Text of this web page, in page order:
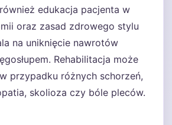
edukacja pacjenta w
oraz zasad zdrowego stylu
na uniknięcie nawrotów
Rehabilitacja może
przypadku różnych schorzeń,
skolioza czy bóle pleców.